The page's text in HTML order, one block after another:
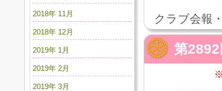
クラブ会報
第
2018年 11月
2018年 12月
2019年 1月
2019年 2月
2019年 3月